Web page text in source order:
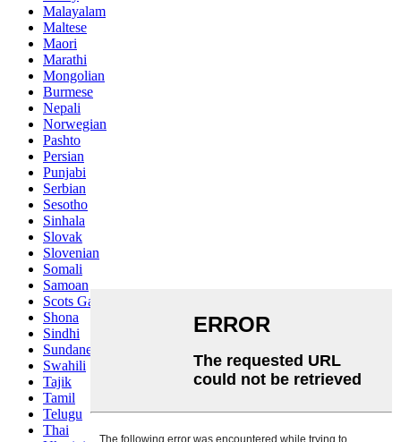
Malayalam
Maltese
Maori
Marathi
Mongolian
Burmese
Nepali
Norwegian
Pashto
Persian
Punjabi
Serbian
Sesotho
Sinhala
Slovak
Slovenian
Somali
Samoan
Scots Gaelic
Shona
Sindhi
Sundanese
Swahili
Tajik
Tamil
Telugu
Thai